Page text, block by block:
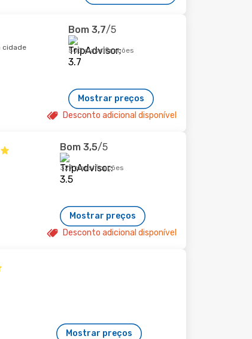
cidade
Bom 3,7/5
503 classificações
Mostrar preços
Desconto adicional disponível
Bom 3,5/5
327 classificações
Mostrar preços
Desconto adicional disponível
Mostrar preços